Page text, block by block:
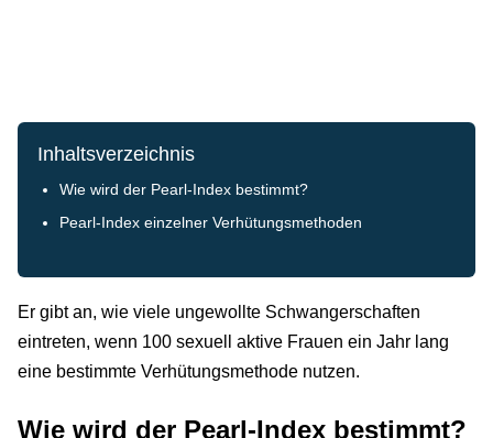
Inhaltsverzeichnis
Wie wird der Pearl-Index bestimmt?
Pearl-Index einzelner Verhütungsmethoden
Er gibt an, wie viele ungewollte Schwangerschaften
eintreten, wenn 100 sexuell aktive Frauen ein Jahr lang
eine bestimmte Verhütungsmethode nutzen.
Wie wird der Pearl-Index bestimmt?